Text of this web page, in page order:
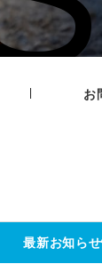
お
最新お知ら